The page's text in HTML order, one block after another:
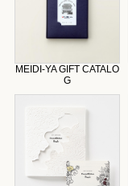
MEIDI-YA GIFT CATALO
G